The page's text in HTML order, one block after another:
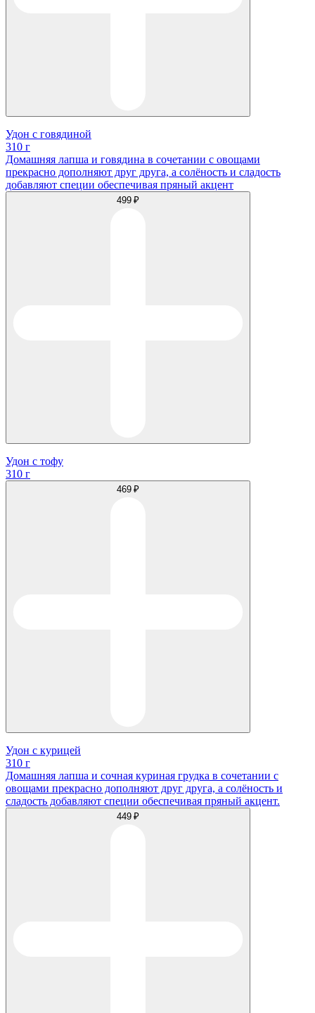
Удон с говядиной
310 г
Домашняя лапша и говядина в сочетании с овощами
прекрасно дополняют друг друга, а солёность и сладость
добавляют специи обеспечивая пряный акцент
499 ₽
Удон с тофу
310 г
469 ₽
Удон с курицей
310 г
Домашняя лапша и сочная куриная грудка в сочетании с
овощами прекрасно дополняют друг друга, а солёность и
сладость добавляют специи обеспечивая пряный акцент.
449 ₽